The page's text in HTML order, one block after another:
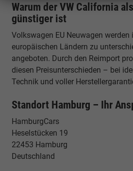
Warum der VW California
günstiger ist
Volkswagen EU Neuwagen werden
europäischen Ländern zu
angeboten. Durch den Reimport
diesen Preisunterschieden – bei
Technik und voller
Standort Hamburg – Ihr
HamburgCars
Heselstücken 19
22453 Hamburg
Deutschland